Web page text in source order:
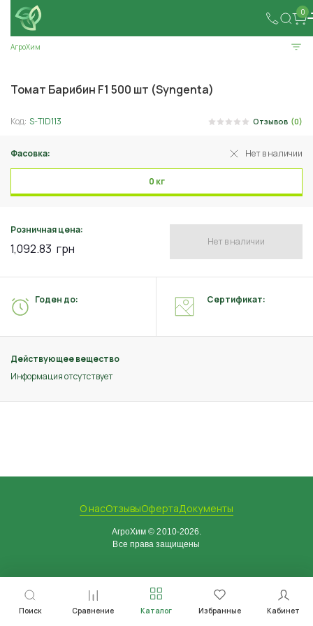
0
Поиск Сравнение Каталог Избранные Кабинет
АгроХим
Томат Барибин F1 500 шт (Syngenta)
Код: S-TID113 Отзывов (0)
Фасовка: Нет в наличии
0 кг
Розничная цена:
1,092.83 грн Нет в наличии
Действующее вещество
Информация отсутствует
Годен до: Сертификат:
О насОтзывыОфертаДокументы
АгроХим © 2010-2026.
Все права защищены